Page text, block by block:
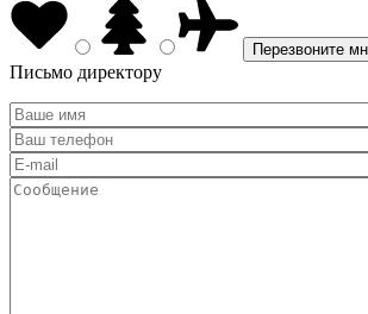
Письмо директору